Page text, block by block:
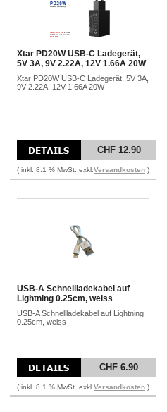
Xtar PD20W USB-C Ladegerät,
5V 3A, 9V 2.22A, 12V 1.66A 20W
Xtar PD20W USB-C Ladegerät, 5V 3A,
9V 2.22A, 12V 1.66A 20W
CHF 12.90
( inkl. 8.1 % MwSt. exkl. Versandkosten )
USB-A Schnellladekabel auf
Lightning 0.25cm, weiss
USB-A Schnellladekabel auf Lightning
0.25cm, weiss
CHF 6.90
( inkl. 8.1 % MwSt. exkl. Versandkosten )